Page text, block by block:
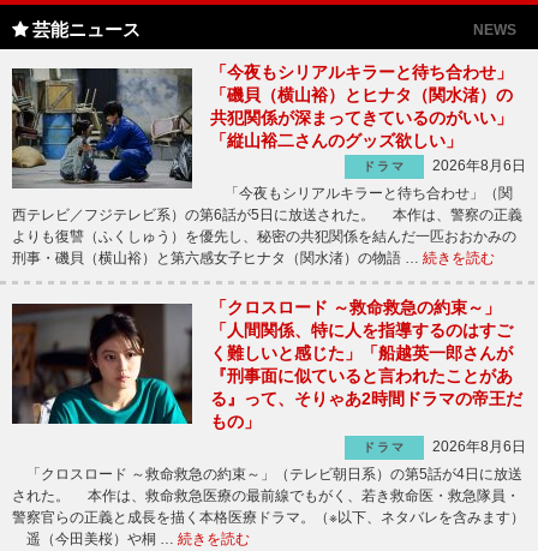
芸能ニュース NEWS
「今夜もシリアルキラーと待ち合わせ」
「磯貝（横山裕）とヒナタ（関水渚）の
共犯関係が深まってきているのがいい」
「縦山裕二さんのグッズ欲しい」
ドラマ
2026年8月6日
「今夜もシリアルキラーと待ち合わせ」（関
西テレビ／フジテレビ系）の第6話が5日に放送された。 本作は、警察の正義
よりも復讐（ふくしゅう）を優先し、秘密の共犯関係を結んだ一匹おおかみの
刑事・磯貝（横山裕）と第六感女子ヒナタ（関水渚）の物語 … 続きを読む
「クロスロード ～救命救急の約束～」
「人間関係、特に人を指導するのはすご
く難しいと感じた」「船越英一郎さんが
『刑事面に似ていると言われたことがあ
る』って、そりゃあ2時間ドラマの帝王だ
もの」
ドラマ
2026年8月6日
「クロスロード ～救命救急の約束～」（テレビ朝日系）の第5話が4日に放送
された。 本作は、救命救急医療の最前線でもがく、若き救命医・救急隊員・
警察官らの正義と成長を描く本格医療ドラマ。（※以下、ネタバレを含みます）
遥（今田美桜）や桐 … 続きを読む